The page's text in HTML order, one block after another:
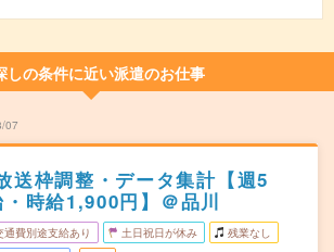
しの条件に近い派遣のお仕事
07
送枠調整・データ集計【週5
時給1,900円】＠品川
通費別途支給あり 土日祝日が休み 残業なし